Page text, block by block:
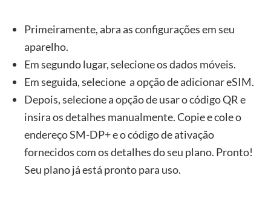
‍Primeiramente, abra as configurações em seu
aparelho.
Em segundo lugar, selecione os dados móveis.
Em seguida, selecione a opção de adicionar eSIM.
Depois, selecione a opção de usar o código QR e
insira os detalhes manualmente. Copie e cole o
endereço SM-DP+ e o código de ativação
fornecidos com os detalhes do seu plano. Pronto!
Seu plano já está pronto para uso.